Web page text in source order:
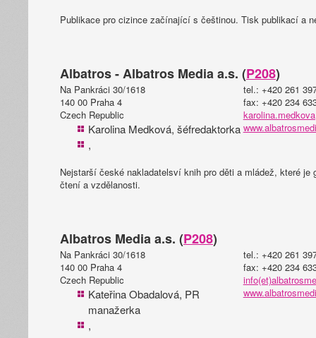
Publikace pro cizince začínající s češtinou. Tisk publikací a
Albatros - Albatros Media a.s. (P208)
Na Pankráci 30/1618
140 00 Praha 4
Czech Republic
Karolina Medková, šéfredaktorka
,
tel.: +420 261
fax: +420 234
Nejstarší české nakladatelsví knih pro děti a mládež, které je
čtení a vzdělanosti.
Albatros Media a.s. (P208)
Na Pankráci 30/1618
140 00 Praha 4
Czech Republic
Kateřina Obadalová, PR
manažerka
,
tel.: +420 261
fax: +420 234